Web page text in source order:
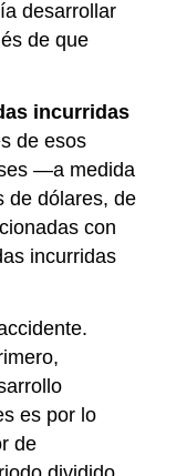
desarrollar
de que
incurridas
de esos
—a medida
de dólares, de
con
incurridas
es por lo
de